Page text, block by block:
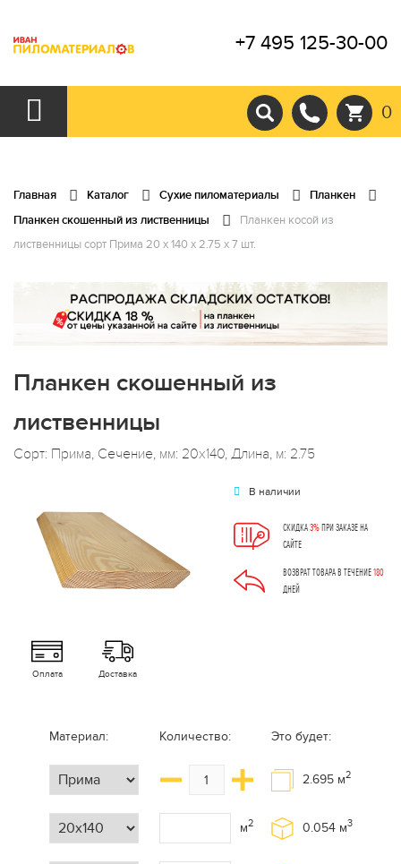
+7 495 125-30-00
0
Главная Каталог Сухие пиломатериалы
Планкен
Планкен скошенный из лиственницы
Планкен косой из
лиственницы сорт Прима 20 x 140 x 2.75 x 7 шт.
Планкен скошенный из
лиственницы
Сорт: Прима, Сечение, мм: 20x140, Длина, м: 2.75
В наличии
СКИДКА3%ПРИ ЗАКАЗЕ НА
САЙТЕ
ВОЗВРАТ ТОВАРА В ТЕЧЕНИЕ180
ДНЕЙ
Оплата Доставка
Материал: Количество:
м2
Это будет:
2.695 м2
0.054 м3